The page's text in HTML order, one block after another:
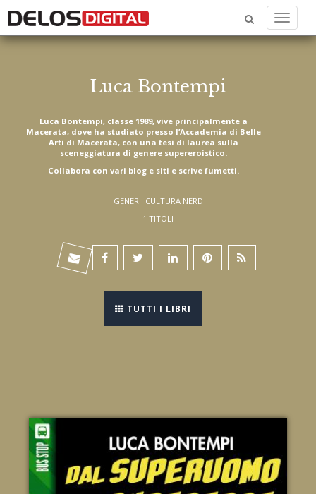
Menu
Luca Bontempi
Luca Bontempi, classe 1989, vive principalmente a
Macerata, dove ha studiato presso l’Accademia di Belle
Arti di Macerata, con una tesi di laurea sulla
sceneggiatura di genere supereroistico.
Collabora con vari blog e siti e scrive fumetti.
GENERI: CULTURA NERD
1 TITOLI
TUTTI I LIBRI